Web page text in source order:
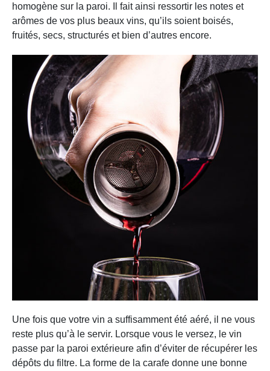
homogène sur la paroi. Il fait ainsi ressortir les notes et
arômes de vos plus beaux vins, qu’ils soient boisés,
fruités, secs, structurés et bien d’autres encore.
Une fois que votre vin a suffisamment été aéré, il ne vous
reste plus qu’à le servir. Lorsque vous le versez, le vin
passe par la paroi extérieure afin d’éviter de récupérer les
dépôts du filtre. La forme de la carafe donne une bonne